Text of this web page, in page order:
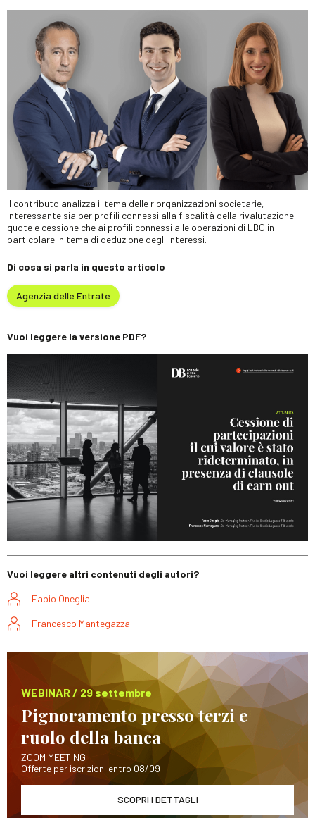
Il contributo analizza il tema delle riorganizzazioni societarie,
interessante sia per profili connessi alla fiscalità della rivalutazione
quote e cessione che ai profili connessi alle operazioni di LBO in
particolare in tema di deduzione degli interessi.
Di cosa si parla in questo articolo
Agenzia delle Entrate
Vuoi leggere la versione PDF?
Vuoi leggere altri contenuti degli autori?
Fabio Oneglia
Francesco Mantegazza
WEBINAR / 29 settembre
Pignoramento presso terzi e
ruolo della banca
ZOOM MEETING
Offerte per iscrizioni entro 08/09
SCOPRI I DETTAGLI